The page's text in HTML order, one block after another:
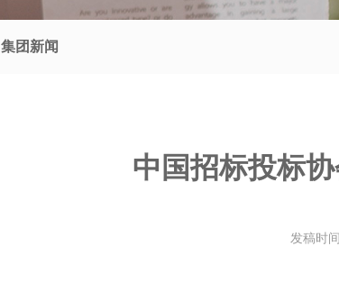
集团新闻
中国招标投标
发稿时间